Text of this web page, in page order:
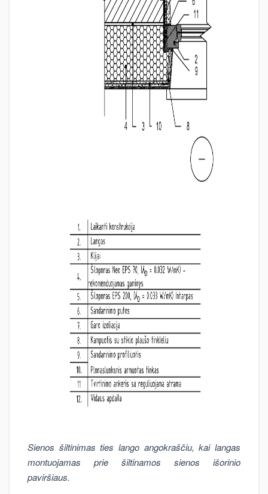
Sienos šiltinimas ties lango angokraščiu, kai langas
montuojamas prie šiltinamos sienos išorinio
paviršiaus.